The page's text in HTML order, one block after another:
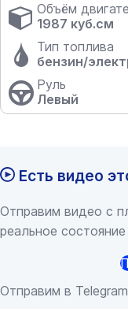
Объём
1987 куб.см
Тип топлива
бензин/
Руль
Левый
Есть видео
Отправим видео с
реальное
Отправим в